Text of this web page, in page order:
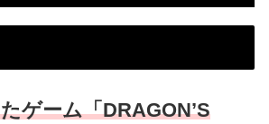
ゲーム「DRAGON’S